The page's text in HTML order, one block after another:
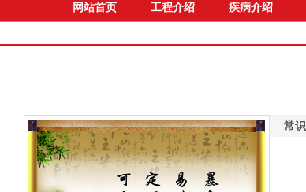
网站首页 工程介绍 疾病介绍
常识